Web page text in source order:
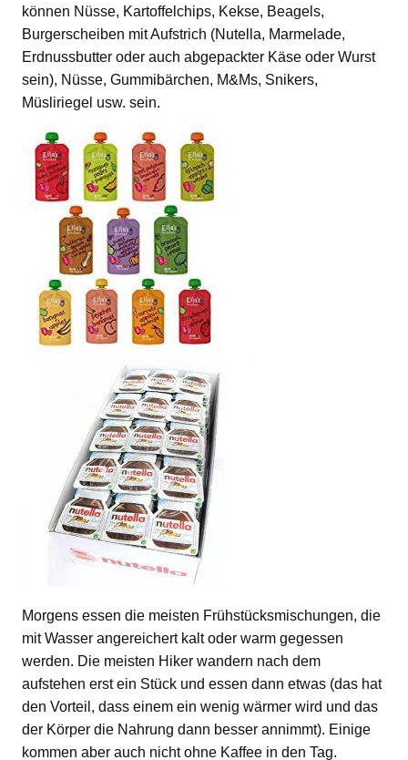
können Nüsse, Kartoffelchips, Kekse, Beagels,
Burgerscheiben mit Aufstrich (Nutella, Marmelade,
Erdnussbutter oder auch abgepackter Käse oder Wurst
sein), Nüsse, Gummibärchen, M&Ms, Snikers,
Müsliriegel usw. sein.
Morgens essen die meisten Frühstücksmischungen, die
mit Wasser angereichert kalt oder warm gegessen
werden. Die meisten Hiker wandern nach dem
aufstehen erst ein Stück und essen dann etwas (das hat
den Vorteil, dass einem ein wenig wärmer wird und das
der Körper die Nahrung dann besser annimmt). Einige
kommen aber auch nicht ohne Kaffee in den Tag.